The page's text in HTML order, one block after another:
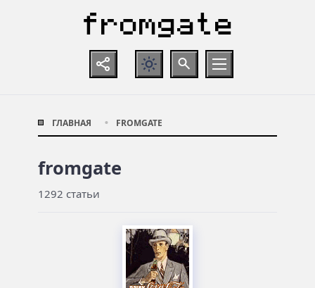
ГЛАВНАЯ FROMGATE
fromgate
1292 статьи